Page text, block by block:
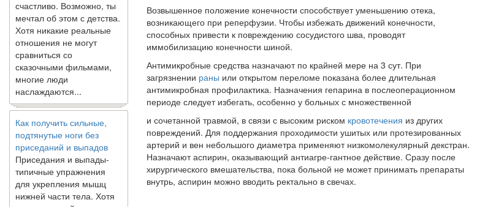
мечтал об этом с детства.
Хотя никакие реальные
отношения не могут
сравниться со
сказочными фильмами,
многие люди
наслаждаются...
Как получить сильные,
подтянутые ноги без
приседаний и выпадов
Приседания и выпады-
типичные упражнения
для укрепления мышц
нижней части тела. Хотя
они чрезвычайно
распространены, они не
Возвышенное положение конечности способствует уменьшению отека,
возникающего при реперфузии. Чтобы избежать движений ко­нечности,
способных привести к повреждению сосудистого шва, про­водят
иммобилизацию конечности шиной.
Антимикробные средства назначают по крайней мере на 3 сут. При
загрязнении раны или открытом переломе показана более длительная
антимикробная профилактика. Назначения гепарина в послеопераци­онном
периоде следует избегать, особенно у больных с множественной
и сочетанной травмой, в связи с высоким риском кровотечения из дру­гих
повреждений. Для поддержания проходимости ушитых или проте­зированных
артерий и вен небольшого диаметра применяют низкомо­лекулярный декстран.
Назначают аспирин, оказывающий антиагре-гантное действие. Сразу после
хирургического вмешательства, пока больной не может принимать препараты
внутрь, аспирин можно вво­дить ректально в свечах.